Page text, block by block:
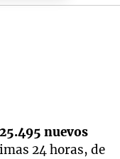
25.495 nuevos
24 horas, de